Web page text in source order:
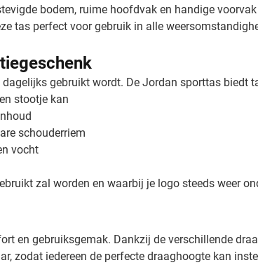
bodem, ruime hoofdvak en handige
tas perfect voor gebruik in alle
gebruikt wordt. De Jordan sporttas biedt
stootje kan
schouderriem
vocht
zal worden en waarbij je logo steeds weer
en gebruiksgemak. Dankzij de verschillende
zodat iedereen de perfecte draaghoogte kan